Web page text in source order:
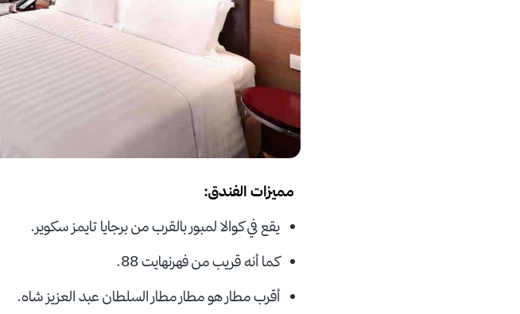
مميزات الفندق:
يقع في كوالا لمبور بالقرب من برجايا تايمز سكوير.
كما أنه قريب من فهرنهايت 88.
أقرب مطار هو مطار مطار السلطان عبد العزيز شاه.